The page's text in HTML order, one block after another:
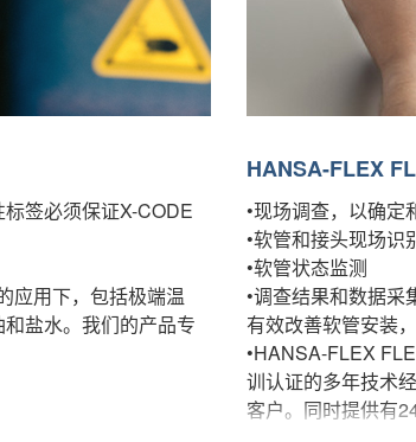
签必须保证X-CODE
应用下，包括极端温
盐水。我们的产品专
HANSA-FLEX
•现场调查，以确定
•软管和接头现场识
•软管状态监测
•调查结果和数据采
有效改善软管安装
•HANSA-FLEX
训认证的多年技术
客户。同时提供有